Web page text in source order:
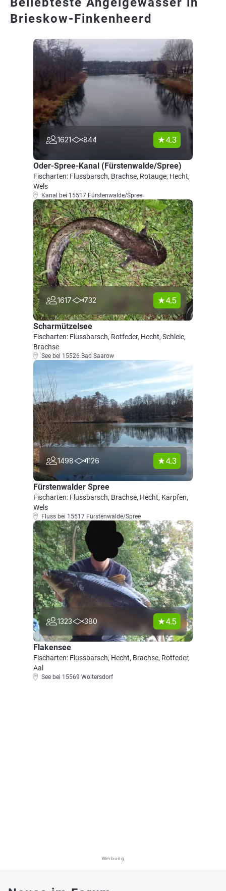
Brieskow-Finkenheerd
1621 844 4.3
Oder-Spree-Kanal (Fürstenwalde/Spree)
Fischarten: Flussbarsch, Brachse, Rotauge, Hecht,
Wels
Kanal bei 15517 Fürstenwalde/Spree
1617 732 4.5
Scharmützelsee
Fischarten: Flussbarsch, Rotfeder, Hecht, Schleie,
Brachse
See bei 15526 Bad Saarow
1498 1126 4.3
Fürstenwalder Spree
Fischarten: Flussbarsch, Brachse, Hecht, Karpfen,
Wels
Fluss bei 15517 Fürstenwalde/Spree
1323 380 4.5
Flakensee
Fischarten: Flussbarsch, Hecht, Brachse, Rotfeder,
Aal
See bei 15569 Woltersdorf
Werbung